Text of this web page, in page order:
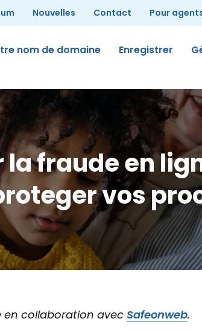
nom de domaine Enregistrer
Nouvelles Contact Pour
la fraude en
vos
en collaboration avec Safeonweb.